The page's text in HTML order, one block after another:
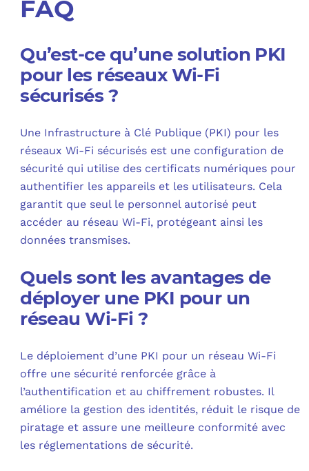
FAQ
Qu’est-ce qu’une solution PKI
pour les réseaux Wi-Fi
sécurisés ?
Une Infrastructure à Clé Publique (PKI) pour les
réseaux Wi-Fi sécurisés est une configuration de
sécurité qui utilise des certificats numériques pour
authentifier les appareils et les utilisateurs. Cela
garantit que seul le personnel autorisé peut
accéder au réseau Wi-Fi, protégeant ainsi les
données transmises.
Quels sont les avantages de
déployer une PKI pour un
réseau Wi-Fi ?
Le déploiement d’une PKI pour un réseau Wi-Fi
offre une sécurité renforcée grâce à
l’authentification et au chiffrement robustes. Il
améliore la gestion des identités, réduit le risque de
piratage et assure une meilleure conformité avec
les réglementations de sécurité.